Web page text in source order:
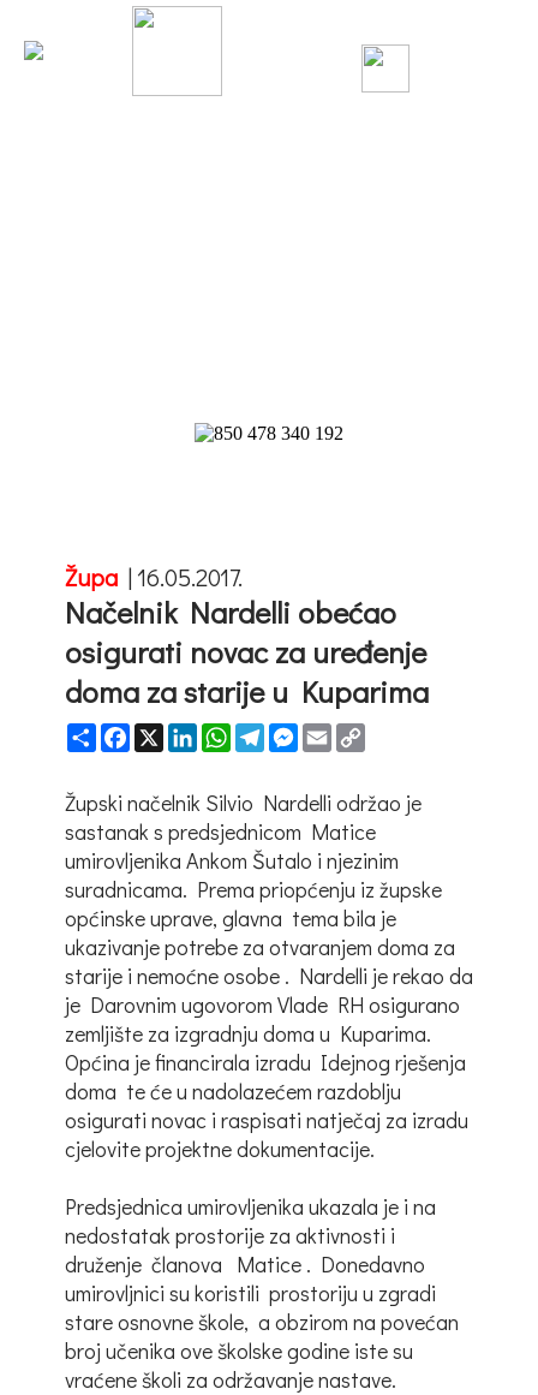
Župa | 16.05.2017.
Načelnik Nardelli obećao
osigurati novac za uređenje
doma za starije u Kuparima
ShareFacebook
X LinkedInWhatsApp
TelegramMessenger
Email
Župski načelnik Silvio Nardelli održao je
sastanak s predsjednicom Matice
umirovljenika Ankom Šutalo i njezinim
suradnicama. Prema priopćenju iz župske
općinske uprave, glavna tema bila je
ukazivanje potrebe za otvaranjem doma za
starije i nemoćne osobe . Nardelli je rekao da
je Darovnim ugovorom Vlade RH osigurano
zemljište za izgradnju doma u Kuparima.
Općina je financirala izradu Idejnog rješenja
doma te će u nadolazećem razdoblju
osigurati novac i raspisati natječaj za izradu
cjelovite projektne dokumentacije.
Predsjednica umirovljenika ukazala je i na
nedostatak prostorije za aktivnosti i
druženje članova Matice . Donedavno
umirovljnici su koristili prostoriju u zgradi
stare osnovne škole, a obzirom na povećan
broj učenika ove školske godine iste su
vraćene školi za održavanje nastave.